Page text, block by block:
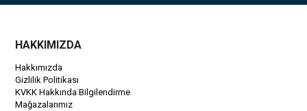
HAKKIMIZDA
Hakkımızda
Gizlilik Politikası
KVKK Hakkında Bilgilendirme
Mağazalarımız